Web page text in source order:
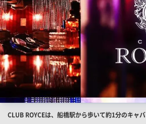
店
CLUB ROYCEは、船橋駅から歩いて約1分のキャ